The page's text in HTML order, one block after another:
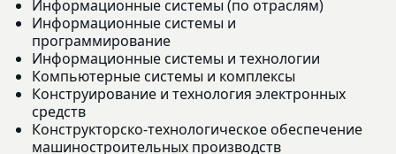
Информационные системы (по отраслям)
Информационные системы и
программирование
Информационные системы и технологии
Компьютерные системы и комплексы
Конструирование и технология электронных
средств
Конструкторско-технологическое обеспечение
машиностроительных производств